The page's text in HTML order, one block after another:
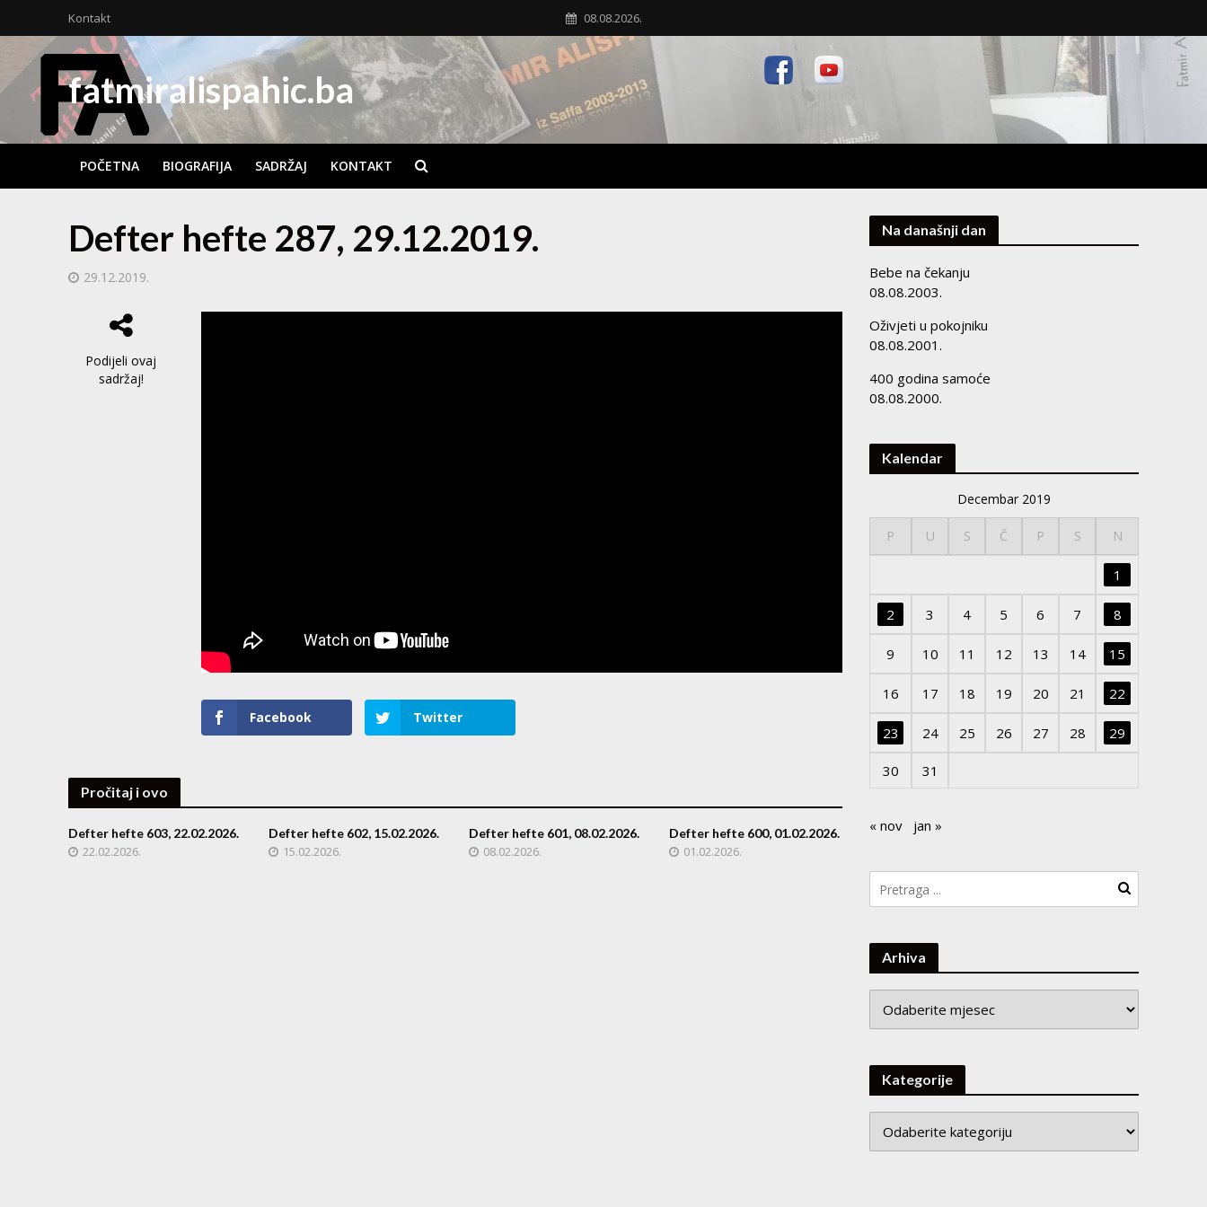
Kontakt 08.08.2026.
fatmiralispahic.ba
POČETNA BIOGRAFIJA SADRŽAJ KONTAKT
Defter hefte 287, 29.12.2019.
29.12.2019.
Podijeli ovaj
sadržaj!
Facebook Twitter
Pročitaj i ovo
Defter hefte 603, 22.02.2026.
22.02.2026.
Defter hefte 602, 15.02.2026.
15.02.2026.
Defter hefte 601, 08.02.2026.
08.02.2026.
Defter hefte 600, 01.02.2026.
01.02.2026.
Na današnji dan
Bebe na čekanju
08.08.2003.
Oživjeti u pokojniku
08.08.2001.
400 godina samoće
08.08.2000.
Kalendar
Decembar 2019
P U S Č P S N
1
2 3 4 5 6 7 8
9 10 11 12 13 14 15
16 17 18 19 20 21 22
23 24 25 26 27 28 29
30 31
« nov jan »
Arhiva
Kategorije